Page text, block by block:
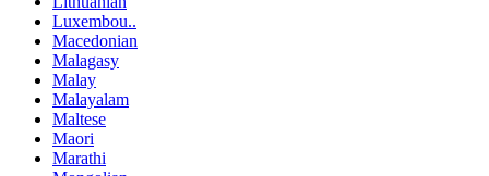
Luxembou..
Macedonian
Malagasy
Malay
Malayalam
Maltese
Maori
Marathi